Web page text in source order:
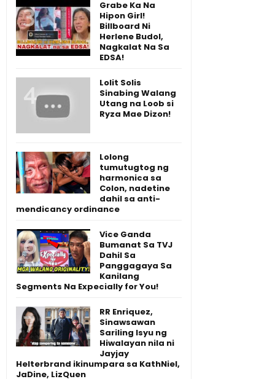
Grabe Ka Na
Hipon Girl!
Billboard Ni
Herlene Budol,
Nagkalat Na Sa
EDSA!
Lolit Solis
Sinabing Walang
Utang na Loob si
Ryza Mae Dizon!
Lolong
tumutugtog ng
harmonica sa
Colon, nadetine
dahil sa anti-
mendicancy ordinance
Vice Ganda
Bumanat Sa TVJ
Dahil Sa
Panggagaya Sa
Kanilang
Segments Na Expecially for You!
RR Enriquez,
Sinawsawan
Sariling Isyu ng
Hiwalayan nila ni
Jayjay
Helterbrand ikinumpara sa KathNiel,
JaDine, LizQuen